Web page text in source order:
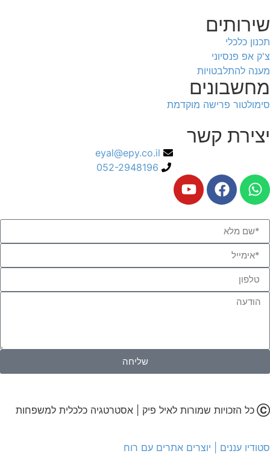
שירותים
תכנון כלכלי
צ'ק אפ פנסיוני
מענה להתלבטויות
מחשבונים
סימולטור פרישה מוקדמת
יצירת קשר
eyal@epy.co.il
052-2948196
שליחה
Ⓒ כל הזכויות שמורות לאיל פיק | אסטרטגיה כלכלית למשפחות
סטודיו עננים | יוצרים אתרים עם רוח